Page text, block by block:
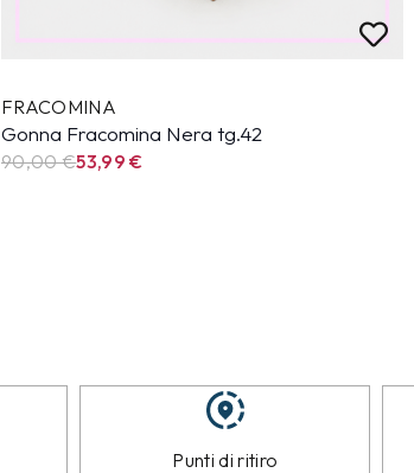
FRACOMINA
Gonna Fracomina Nera tg.42
90,00 €53,99€
Punti di ritiro